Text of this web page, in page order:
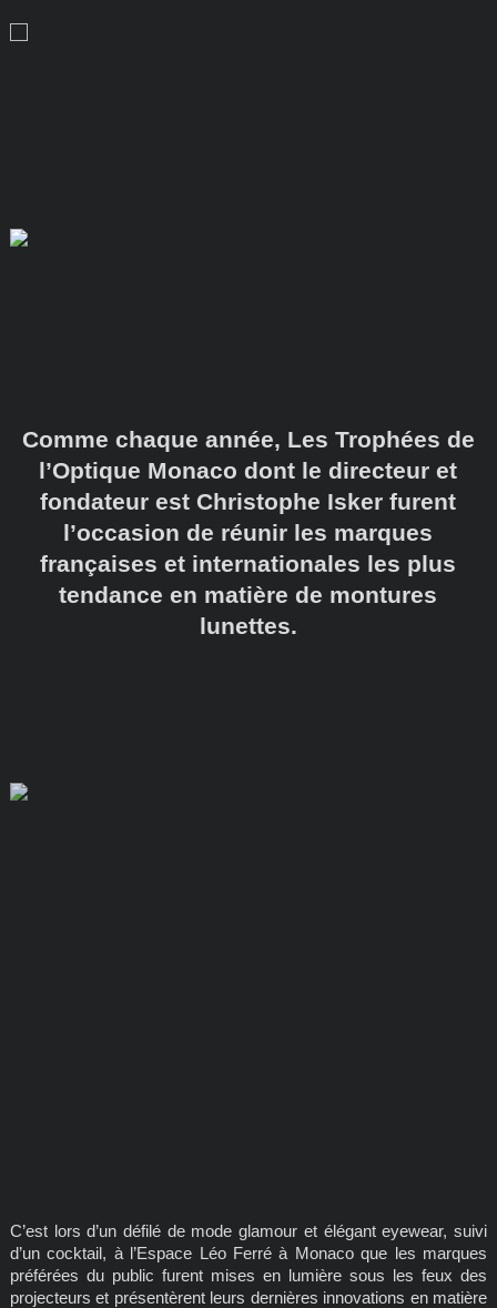
Comme chaque année, Les Trophées de
l’Optique Monaco dont le directeur et
fondateur est Christophe Isker furent
l’occasion de réunir les marques
françaises et internationales les plus
tendance en matière de montures
lunettes.
C’est lors d’un défilé de mode glamour et élégant eyewear, suivi
d’un cocktail, à l’Espace Léo Ferré à Monaco que les marques
préférées du public furent mises en lumière sous les feux des
projecteurs et présentèrent leurs dernières innovations en matière